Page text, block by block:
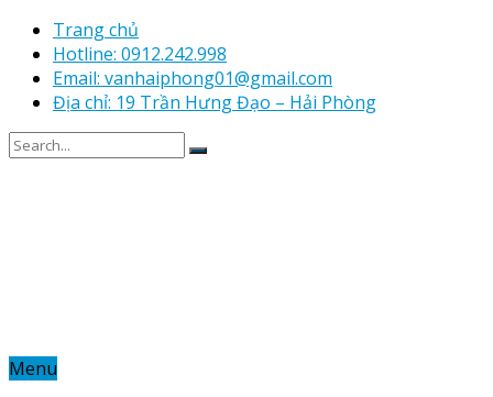
Trang chủ
Hotline: 0912.242.998
Email: vanhaiphong01@gmail.com
Địa chỉ: 19 Trần Hưng Đạo – Hải Phòng
Menu